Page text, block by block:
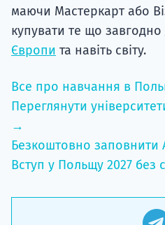
маючи Мастеркарт або
купувати те що завгодно
Європи та навіть світу.
Все про навчання в
Переглянути
→
Безкоштовно заповнити
Вступ у Польщу 2027 без